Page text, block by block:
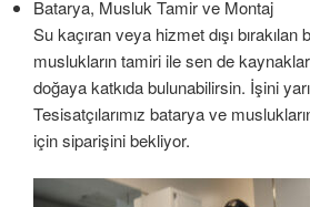
Batarya, Musluk Tamir ve Montaj
Su kaçıran veya hizmet dışı bırakılan
muslukların tamiri ile sen de
doğaya katkıda bulunabilirsin. İşini
Tesisatçılarımız batarya ve
için siparişini bekliyor.